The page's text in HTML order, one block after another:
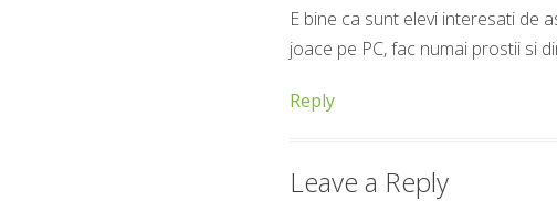
E bine ca sunt elevi interesati de
joace pe PC, fac numai prostii si
Reply
Leave a Reply